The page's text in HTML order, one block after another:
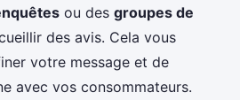
ou des groupes de
des avis. Cela vous
votre message et de
avec vos consommateurs.